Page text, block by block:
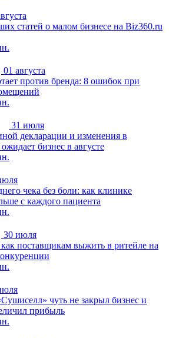
статей о малом бизнесе на Biz360.ru
01 августа
против бренда: 8 ошибок при
31 июля
декларации и изменения в
бизнес в августе
чека без боли: как клинике
с каждого пациента
30 июля
поставщикам выжить в ритейле на
чуть не закрыл бизнес и
прибыль